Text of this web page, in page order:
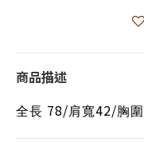
商品描述
全長 78/肩寬42/胸圍